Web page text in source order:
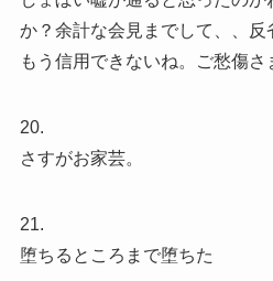
か？余計な会見までして、、
もう信用できないね。ご愁傷さ
20.
さすがお家芸。
21.
堕ちるところまで堕ちた